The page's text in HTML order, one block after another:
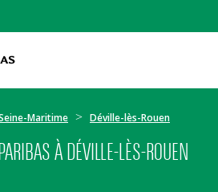
Maritime Déville-lès-Rouen
À DÉVILLE-LÈS-ROUEN